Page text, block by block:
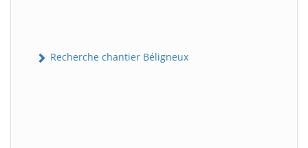
Recherche chantier Béligneux